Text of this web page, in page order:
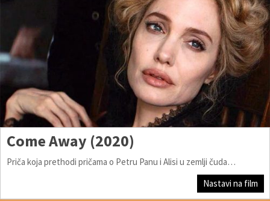
Come Away (2020)
Priča koja prethodi pričama o Petru Panu i Alisi u zemlji čuda…
Nastavi na film